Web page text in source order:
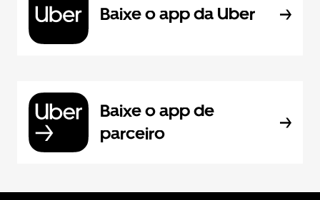
Baixe o app da Uber
Baixe o app de
parceiro